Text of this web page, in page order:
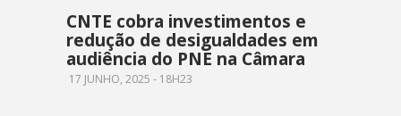
CNTE cobra investimentos e
redução de desigualdades em
audiência do PNE na Câmara
17 JUNHO, 2025 - 18H23